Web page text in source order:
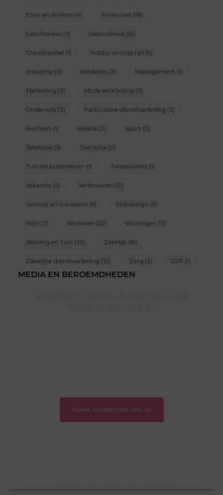
Eten en drinken (4) Financieel (18)
Geschenken (1) Gezondheid (12)
Groothandel (1) Hobby en vrije tijd (5)
Industrie(3) Kinderen (3) Management (1)
Marketing (3) Mode en Kleding (7)
Onderwijs(3) Particuliere dienstverlening (3)
Rechten (1) Relatie(2) Sport (2)
Telefonie(3) Toerisme(2)
Tuin en buitenleven (1) Tweewielers(1)
Vakantie(5) Verbouwen (12)
Vervoer en transport (9) Webdesign (3)
Wijn (2) Winkelen (22) Woningen (11)
Woning en Tuin (30) Zakelijk (16)
Zakelijke dienstverlening (12) Zorg (3) ZZP (1)
MEDIA EN BEROEMDHEDEN
Neem contact met ons op